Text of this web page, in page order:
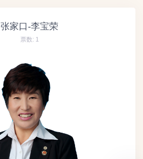
张家口-李宝荣
票数: 1